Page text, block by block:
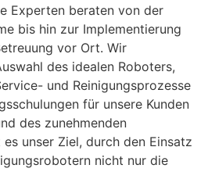
Experten beraten von der
bis hin zur Implementierung
vor Ort. Wir
des idealen Roboters,
und Reinigungsprozesse
für unsere Kunden
des zunehmenden
unser Ziel, durch den Einsatz
nicht nur die